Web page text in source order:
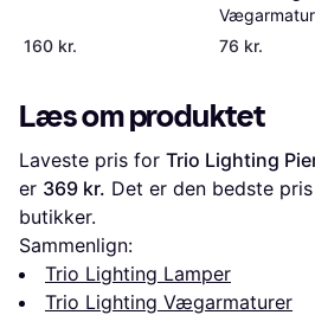
160 kr.
Vægarmatur
76 kr.
Læs om produktet
Laveste pris for Trio Lighting
er 369 kr. Det er den bedste
butikker.
Sammenlign:
Trio Lighting Lamper
Trio Lighting Vægarmaturer